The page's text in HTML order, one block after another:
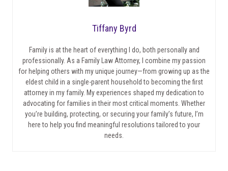
Tiffany Byrd
Family is at the heart of everything I do, both personally and
professionally. As a Family Law Attorney, I combine my passion
for helping others with my unique journey—from growing up as the
eldest child in a single-parent household to becoming the first
attorney in my family. My experiences shaped my dedication to
advocating for families in their most critical moments. Whether
you’re building, protecting, or securing your family’s future, I’m
here to help you find meaningful resolutions tailored to your
needs.